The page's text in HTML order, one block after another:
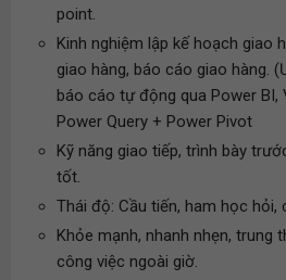
point.
Kinh nghiệm lập kế hoạch giao
giao hàng, báo cáo giao hàng.
báo cáo tự động qua Power BI,
Power Query + Power Pivot
Kỹ năng giao tiếp, trình bày
tốt.
Thái độ: Cầu tiến, ham học hỏi,
Khỏe mạnh, nhanh nhẹn, trung
công việc ngoài giờ.